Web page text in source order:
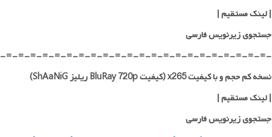
|لینک مستقیم|
جستجوی زیرنویس فارسی
-=-=-=-=-=-=-=-=-=-=-=-=-=-=-=-=-=-=-=-=-=-=-
نسخه کم حجم و با کیفیت x265 (کیفیت BluRay 720p ریلیز ShAaNiG)
| لینک مستقیم |
جستجوی زیرنویس فارسی